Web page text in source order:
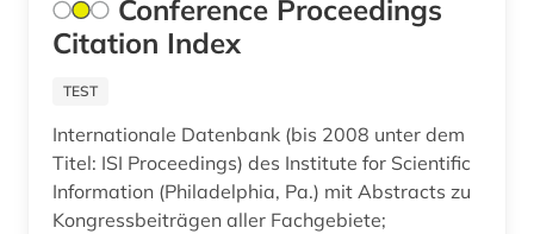
Conference Proceedings
Citation Index
TEST
Internationale Datenbank (bis 2008 unter dem
Titel: ISI Proceedings) des Institute for Scientific
Information (Philadelphia, Pa.) mit Abstracts zu
Kongressbeiträgen aller Fachgebiete;